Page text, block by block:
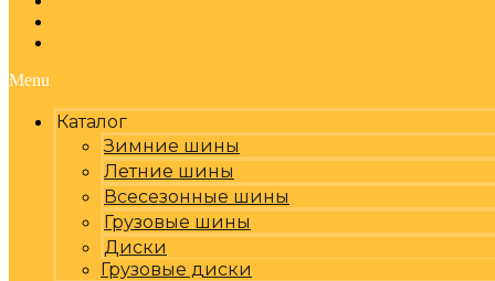
Menu
Каталог
Зимние шины
Летние шины
Всесезонные шины
Грузовые шины
Диски
Грузовые диски